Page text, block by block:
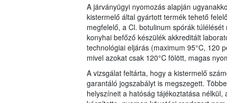
A járványügyi nyomozás alapján
kistermelő által gyártott termék tehető
megfelelő, a Cl. botulinum spórák
konyhai befőző készülék akkreditált
technológiai eljárás (maximum 95°C, 120
mivel azokat csak 120°C fölött, magas
A vizsgálat feltárta, hogy a kistermelő
garantáló jogszabályt is megszegett.
helyszíneit a hatóság tájékoztatása